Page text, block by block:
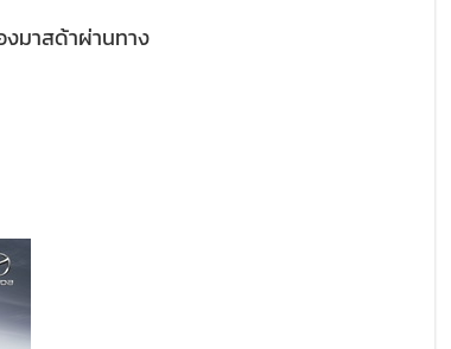
งมาสด้าผ่านทาง